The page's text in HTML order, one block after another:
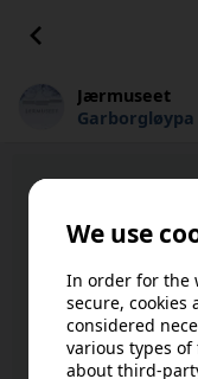
Jærmuseet
Garborgløypa
som
skattkiste